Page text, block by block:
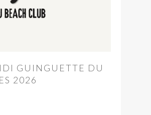
GUINGUETTE DU
2026